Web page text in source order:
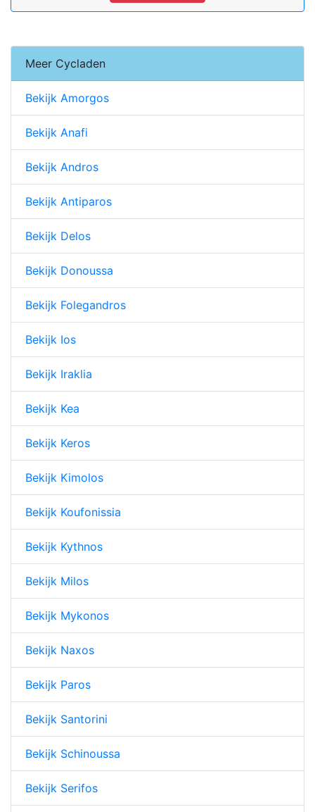
Meer Cycladen
Bekijk Amorgos
Bekijk Anafi
Bekijk Andros
Bekijk Antiparos
Bekijk Delos
Bekijk Donoussa
Bekijk Folegandros
Bekijk Ios
Bekijk Iraklia
Bekijk Kea
Bekijk Keros
Bekijk Kimolos
Bekijk Koufonissia
Bekijk Kythnos
Bekijk Milos
Bekijk Mykonos
Bekijk Naxos
Bekijk Paros
Bekijk Santorini
Bekijk Schinoussa
Bekijk Serifos